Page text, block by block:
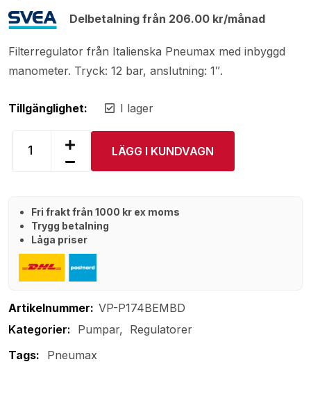
Delbetalning från 206.00 kr/månad
Filterregulator från Italienska Pneumax med inbyggd
manometer. Tryck: 12 bar, anslutning: 1″.
Tillgänglighet: I lager
LÄGG I KUNDVAGN
Fri frakt från 1000 kr ex moms
Trygg betalning
Låga priser
Artikelnummer: VP-P174BEMBD
Pumpar
Regulatorer
Tags:
Pneumax